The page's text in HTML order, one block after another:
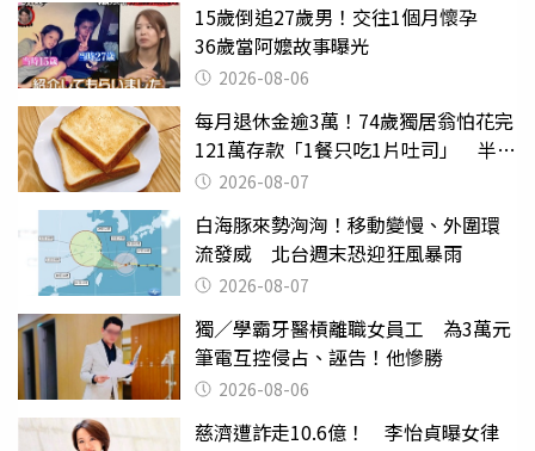
15歲倒追27歲男！交往1個月懷孕
36歲當阿嬤故事曝光
2026-08-06
每月退休金逾3萬！74歲獨居翁怕花完
121萬存款「1餐只吃1片吐司」 半年
後暴瘦嚇壞女兒
2026-08-07
白海豚來勢洶洶！移動變慢、外圍環
流發威 北台週末恐迎狂風暴雨
2026-08-07
獨／學霸牙醫槓離職女員工 為3萬元
筆電互控侵占、誣告！他慘勝
2026-08-06
慈濟遭詐走10.6億！ 李怡貞曝女律